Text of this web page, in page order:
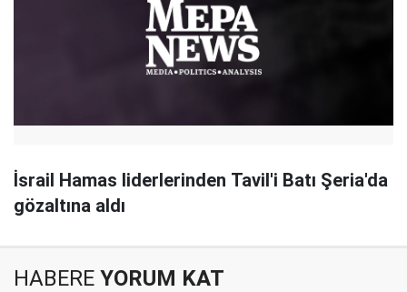
İsrail Hamas liderlerinden Tavil'i Batı Şeria'da
gözaltına aldı
HABERE YORUM KAT